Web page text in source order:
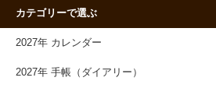
カテゴリーで選ぶ
2027年 カレンダー
2027年 手帳（ダイアリー）